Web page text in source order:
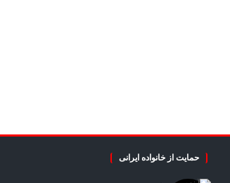
حمایت از خانواده ایرانی